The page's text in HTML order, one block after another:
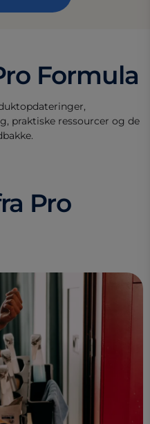
Formula
praktiske ressourcer og de
Pro